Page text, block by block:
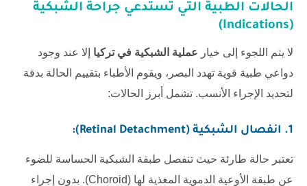
الحالات الطبية التي تستدعي جراحة الشبكية
(Indications)
لا يتم اللجوء إلى خيار عملية الشبكية في تركيا إلا عند وجود
دواعي طبية قوية تهدد البصر، ويقوم الأطباء بتقييم الحالة بدقة
لتحديد الإجراء الأنسب. تشمل أبرز الحالات:
1. انفصال الشبكية (Retinal Detachment):
تعتبر حالة طارئة حيث تنفصل طبقة الشبكية الحساسة للضوء
عن طبقة الأوعية الدموية المغذية لها (Choroid). بدون إجراء